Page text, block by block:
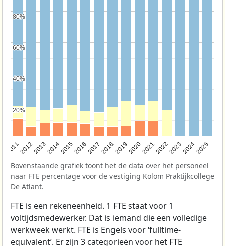
201120122013201420152016201720182019202020212022202320242025
20%
20%
40%
40%
60%
60%
80%
80%
Bovenstaande grafiek toont het de data over het personeel
naar FTE percentage voor de vestiging Kolom Praktijkcollege
De Atlant.
FTE is een rekeneenheid. 1 FTE staat voor 1
voltijdsmedewerker. Dat is iemand die een volledige
werkweek werkt. FTE is Engels voor ‘fulltime-
equivalent’. Er zijn 3 categorieën voor het FTE